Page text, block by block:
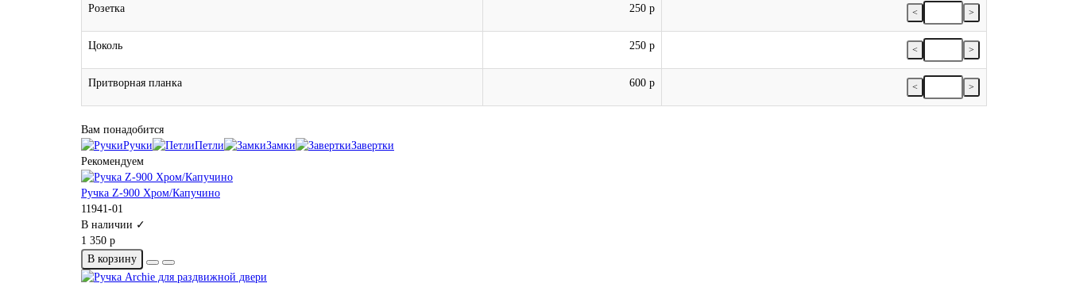
Розетка 250 р < >
Цоколь 250 р < >
Притворная планка 600 р < >
Вам понадобится
Ручки
Петли Замки
Завертки
Рекомендуем
Ручка Z-900 Хром/Капучино
11941-01
В наличии ✓
1 350 р
В корзину